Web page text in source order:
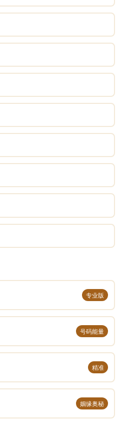
专业版
号码能量
精准
姻缘奥秘